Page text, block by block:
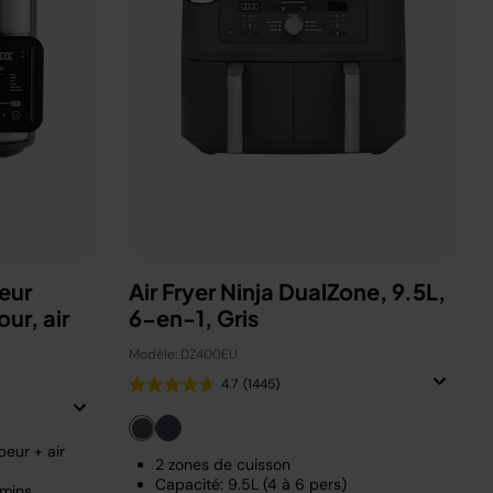
air
+ air
Air Fryer Ninja DualZone, 9.5L,
6-en-1, Gris
Modèle: DZ400EU
4.7 (1445)
2 zones de cuisson
Capacité: 9.5L (4 à 6 pers)